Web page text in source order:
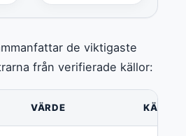
de viktigaste
från verifierade källor:
VÄRDE KÄLLA